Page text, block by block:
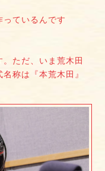
ているんです
ただ、いま荒木田
称は『本荒木田』